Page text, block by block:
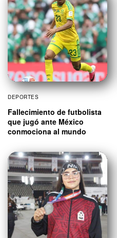
DEPORTES
Fallecimiento de futbolista
que jugó ante México
conmociona al mundo